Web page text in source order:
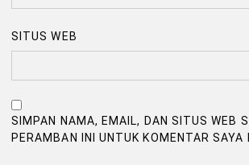
SITUS WEB
SIMPAN NAMA, EMAIL, DAN SITUS WEB
PERAMBAN INI UNTUK KOMENTAR SAYA